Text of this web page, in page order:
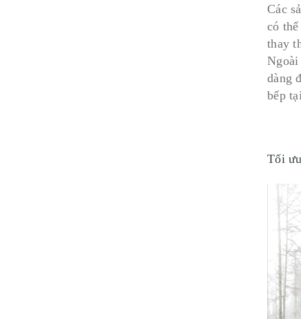
Các
có
thay
Ngoài
dàng
bếp
Tối